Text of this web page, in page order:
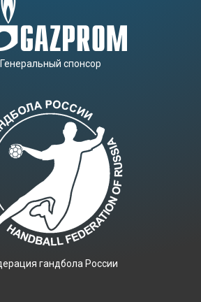
Генеральный спонсор
гандбола России